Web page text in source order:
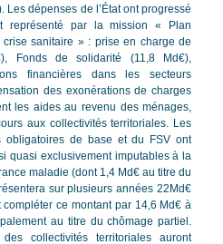
dépenses de l’État ont progressé
représenté par la mission « Plan
sanitaire » : prise en charge de
Fonds de solidarité (11,8 Md€),
financières dans les secteurs
des exonérations de charges
les aides au revenu des ménages,
aux collectivités territoriales. Les
obligatoires de base et du FSV ont
quasi exclusivement imputables à la
maladie (dont 1,4 Md€ au titre du
sur plusieurs années 22Md€
ce montant par 14,6 Md€ à
au titre du chômage partiel.
collectivités territoriales auront